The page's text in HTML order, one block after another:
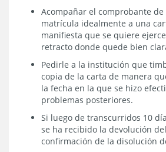
Acompañar el comprobante de
matrícula idealmente a una
manifiesta que se quiere
retracto donde quede bien
Pedirle a la institución que
copia de la carta de manera
la fecha en la que se hizo
problemas posteriores.
Si luego de transcurridos 10
se ha recibido la devolución
confirmación de la disolución